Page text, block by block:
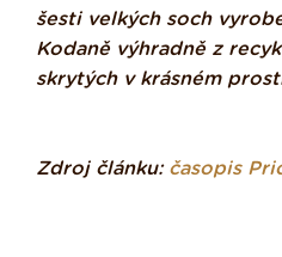
šesti velkých soch
Kodaně výhradně z
skrytých v krásném
Zdroj článku: časopis